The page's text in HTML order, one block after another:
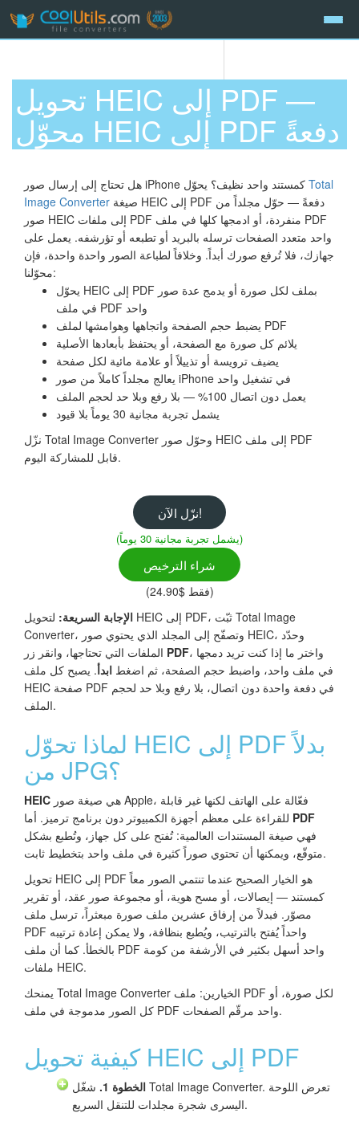
تحويل HEIC إلى PDF —
محوّل HEIC إلى PDF دفعةً
Total
Image Converter
صور HEIC إلى ملفات PDF منفردة، أو ادمجها كلها في ملف PDF
واحد متعدد الصفحات ترسله بالبريد أو تطبعه أو تؤرشفه. يعمل على
جهازك، فلا تُرفع صورك أبداً. وخلافاً لطباعة الصور واحدة واحدة، فإن
محوّلنا:
يحوّل HEIC إلى PDF بملف لكل صورة أو يدمج عدة صور
في ملف PDF واحد
يضبط حجم الصفحة واتجاهها وهوامشها لملف PDF
يلائم كل صورة مع الصفحة، أو يحتفظ بأبعادها الأصلية
يضيف ترويسة أو تذييلاً أو علامة مائية لكل صفحة
يعالج مجلداً كاملاً من صور iPhone في تشغيل واحد
يعمل دون اتصال 100% — بلا رفع وبلا حد لحجم الملف
يشمل تجربة مجانية 30 يوماً بلا قيود
نزّل Total Image Converter وحوّل صور HEIC إلى ملف PDF
قابل للمشاركة اليوم.
نزّل الآن!
(يشمل تجربة مجانية 30 يوماً)
شراء الترخيص
(فقط $24.90)
الإجابة السريعة: لتحويل HEIC إلى PDF، ثبّت Total Image
Converter، وتصفّح إلى المجلد الذي يحتوي صور HEIC، وحدّد
PDF، واختر ما إذا كنت تريد دمجها
في ملف واحد، واضبط حجم الصفحة، ثم اضغط ابدأ. يصبح كل ملف
HEIC صفحة PDF في دفعة واحدة دون اتصال، بلا رفع وبلا حد لحجم
الملف.
لماذا تحوّل HEIC إلى PDF بدلاً
من JPG؟
HEIC
PDF
فهي صيغة المستندات العالمية: تُفتح على كل جهاز، وتُطبع بشكل
متوقّع، ويمكنها أن تحتوي صوراً كثيرة في ملف واحد بتخطيط ثابت.
تحويل HEIC إلى PDF هو الخيار الصحيح عندما تنتمي الصور معاً
كمستند — إيصالات، أو مسح هوية، أو مجموعة صور عقد، أو تقرير
مصوّر. فبدلاً من إرفاق عشرين ملف صورة مبعثراً، ترسل ملف
PDF واحداً يُفتح بالترتيب، ويُطبع بنظافة، ولا يمكن إعادة ترتيبه
بالخطأ. كما أن ملف PDF واحد أسهل بكثير في الأرشفة من كومة
ملفات HEIC.
يمنحك Total Image Converter الخيارين: ملف PDF لكل صورة، أو
كل الصور مدموجة في ملف PDF واحد مرقّم الصفحات.
كيفية تحويل HEIC إلى PDF
الخطوة 1.
شغّل Total Image Converter. تعرض اللوحة
اليسرى شجرة مجلدات للتنقل السريع.